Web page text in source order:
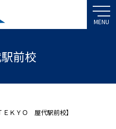
前校
ＫＹＯ 屋代駅前校】